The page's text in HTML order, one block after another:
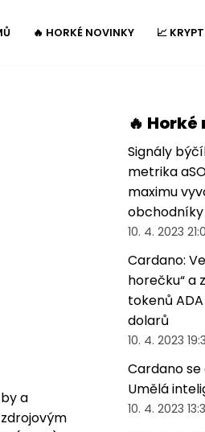
🔥 HORKÉ NOVINKY 📈
a
🔥
Signály
metrika
maximu
10. 4. 2023
Cardano:
horečku“ a
tokenů
dolarů
10. 4. 2023
Cardano
Umělá
10. 4. 2023